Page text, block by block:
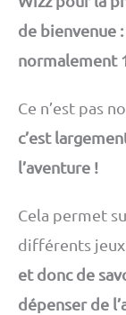
de bienvenue
normalement
Ce n’est pas
c’est
l’aventure !
Cela permet
différents
et donc de
dépenser de